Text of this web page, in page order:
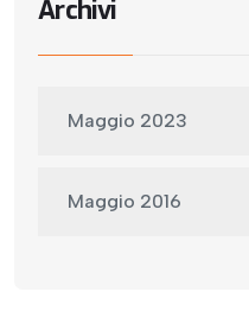
Archivi
Maggio 2023
Maggio 2016